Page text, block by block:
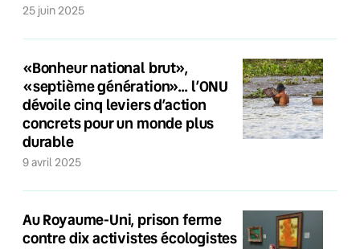
25 juin 2025
«Bonheur national brut»,
«septième génération»… l’ONU
dévoile cinq leviers d’action
concrets pour un monde plus
durable
9 avril 2025
Au Royaume-Uni, prison ferme
contre dix activistes écologistes